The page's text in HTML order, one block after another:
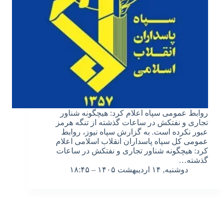
روابط عمومی سپاه اعلام کرد: هیچگونه شناور
تجاری و نفتکش در ساعات گذشته از تنگه هرمز
عبور نکرده است. به گزارش سپاه نیوز، روابط
عمومی کل سپاه پاسداران انقلاب اسلامی اعلام
کرد: هیچگونه شناور تجاری و نفتکش در ساعات
گذشته…
دوشنبه, ۱۴ اردیبهشت ۱۴۰۵ – ۱۸:۴۵